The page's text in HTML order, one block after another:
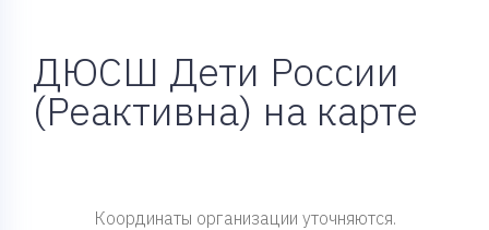
ДЮСШ Дети России
(Реактивна) на карте
Координаты организации уточняются.